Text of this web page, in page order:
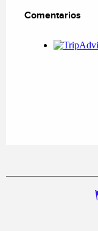
Comentarios
Comentarios